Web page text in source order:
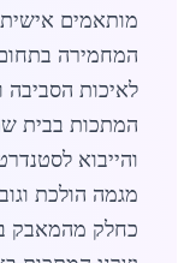
מותאמים אישית
המחמירה
לאיכות הסביבה
המתכות בבית
והייבוא
מגמה הולכת
כחלק מהמאבק